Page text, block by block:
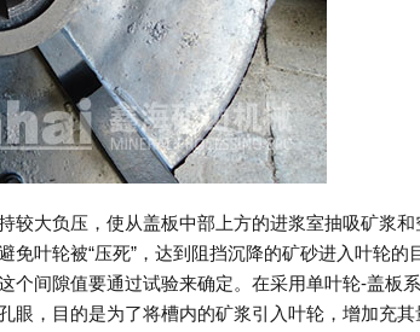
大负压，使从盖板中部上方的进浆室抽吸矿浆和
叶轮被“压死”，达到阻挡沉降的矿砂进入叶轮的
个间隙值要通过试验来确定。在采用单叶轮-盖板
眼，目的是为了将槽内的矿浆引入叶轮，增加充其